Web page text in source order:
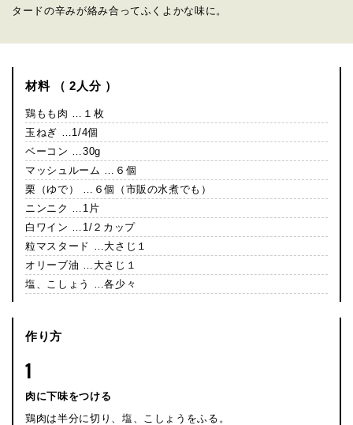
タードの辛みが絡み合ってふくよかな味に。
材料 （ 2人分 ）
鶏もも肉 …１枚
玉ねぎ …1/4個
ベーコン …30g
マッシュルーム …６個
栗（ゆで） …６個（市販の水煮でも）
ニンニク …1片
白ワイン …1/２カップ
粒マスタード …大さじ１
オリーブ油 …大さじ１
塩、こしょう …各少々
作り方
1
肉に下味をつける
鶏肉は半分に切り、塩、こしょうをふる。